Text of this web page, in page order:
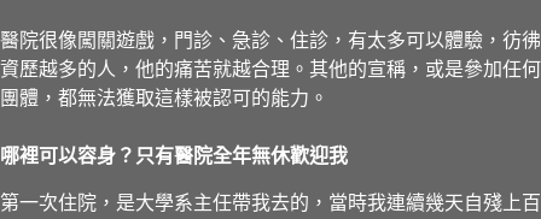
醫院很像闖關遊戲，門診、急診、住診，有太多可以體驗，彷彿
資歷越多的人，他的痛苦就越合理。其他的宣稱，或是參加任何
團體，都無法獲取這樣被認可的能力。
哪裡可以容身？只有醫院全年無休歡迎我
第一次住院，是大學系主任帶我去的，當時我連續幾天自殘上百